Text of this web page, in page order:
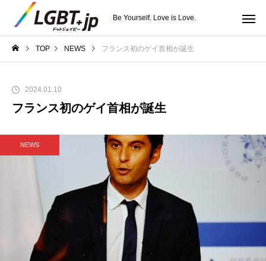
Be Yourself. Love is Love.
TOP NEWS フランス初のゲイ首相が誕生
2024.01.10
フランス初のゲイ首相が誕生
NEWS